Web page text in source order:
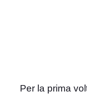
Per la prima